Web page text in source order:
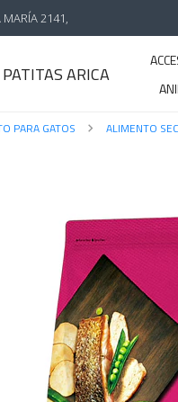
2141,
ARICA
PARA GATOS ALIMENTO